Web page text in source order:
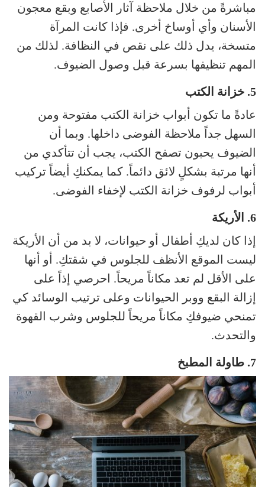
مباشرةً من خلال ملاحظة آثار الأصابع وبقع معجون
الأسنان وأي أوساخ أخرى. فإذا كانت المرآة
متسخة، يدل ذلك على نقص في النظافة. لذلك من
المهم تنظيفها بسرعة قبل وصول الضيوف.
5. خزانة الكتب
عادةً ما تكون أبواب خزانة الكتب مفتوحة ومن
السهل جداً ملاحظة الفوضى داخلها. وبما أن
الضيوف يحبون تصفح الكتب، يجب أن تتأكدي من
أنها مرتبة بشكلٍ لائق دائماً. كما يمكنكِ أيضاً تركيب
أبواب لرفوف خزانة الكتب لإخفاء الفوضى.
6. الأريكة
إذا كان لديكِ أطفال أو حيوانات، لا بد من أن الأريكة
ليست الموقع الأنظف للجلوس في شقتكِ. أو أنها
على الأقل لم تعد مكاناً مريحاً. احرصي إذاً على
إزالة البقع ووبر الحيوانات وعلى ترتيب الوسائد كي
تمنحي ضيوفكِ مكاناً مريحاً للجلوس وشرب القهوة
والتحدث.
7. طاولة المطبخ